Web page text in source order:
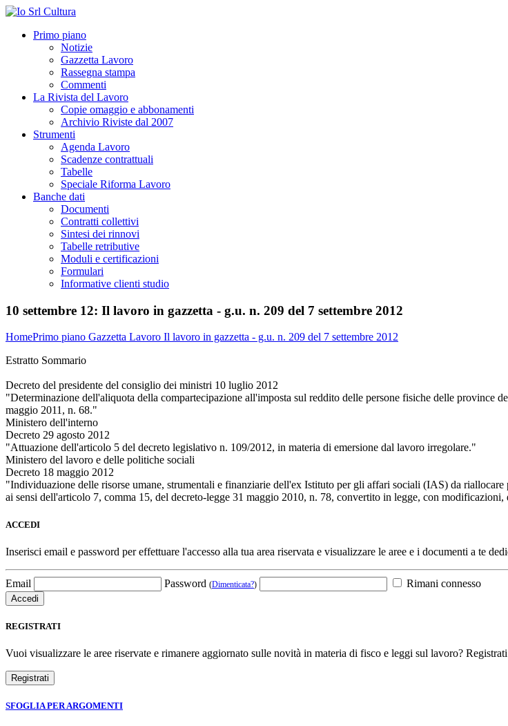
Primo piano
Notizie
Gazzetta Lavoro
Rassegna stampa
Commenti
La Rivista del Lavoro
Copie omaggio e abbonamenti
Archivio Riviste dal 2007
Strumenti
Agenda Lavoro
Scadenze contrattuali
Tabelle
Speciale Riforma Lavoro
Banche dati
Documenti
Contratti collettivi
Sintesi dei rinnovi
Tabelle retributive
Moduli e certificazioni
Formulari
Informative clienti studio
10 settembre 12: Il lavoro in gazzetta - g.u. n. 209 del 7 settembre 2012
HomePrimo piano Gazzetta Lavoro Il lavoro in gazzetta - g.u. n. 209 del 7 settembre 2012
Estratto Sommario
Decreto del presidente del consiglio dei ministri 10 luglio 2012
"Determinazione dell'aliquota della compartecipazione all'imposta sul reddito delle persone fisiche delle province
maggio 2011, n. 68."
Ministero dell'interno
Decreto 29 agosto 2012
"Attuazione dell'articolo 5 del decreto legislativo n. 109/2012, in materia di emersione dal lavoro irregolare."
Ministero del lavoro e delle politiche sociali
Decreto 18 maggio 2012
"Individuazione delle risorse umane, strumentali e finanziarie dell'ex Istituto per gli affari sociali (IAS) da
ai sensi dell'articolo 7, comma 15, del decreto-legge 31 maggio 2010, n. 78, convertito in legge, con
ACCEDI
Inserisci email e password per effettuare l'accesso alla tua area riservata e visualizzare le aree e i documenti a te
Email Password (Dimenticata?) Rimani connesso
REGISTRATI
Vuoi visualizzare le aree riservate e rimanere aggiornato sulle novità in materia di fisco e leggi sul lavoro?
SFOGLIA PER ARGOMENTI